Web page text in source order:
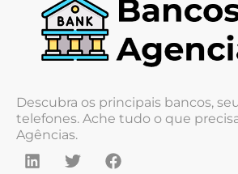
Descubra os principais bancos,
telefones. Ache tudo o que
Agências.